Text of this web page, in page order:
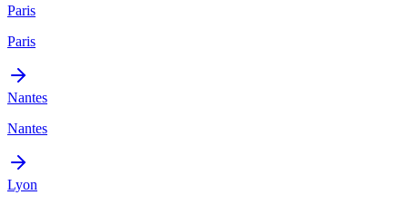
Paris
Paris
Nantes
Nantes
Lyon